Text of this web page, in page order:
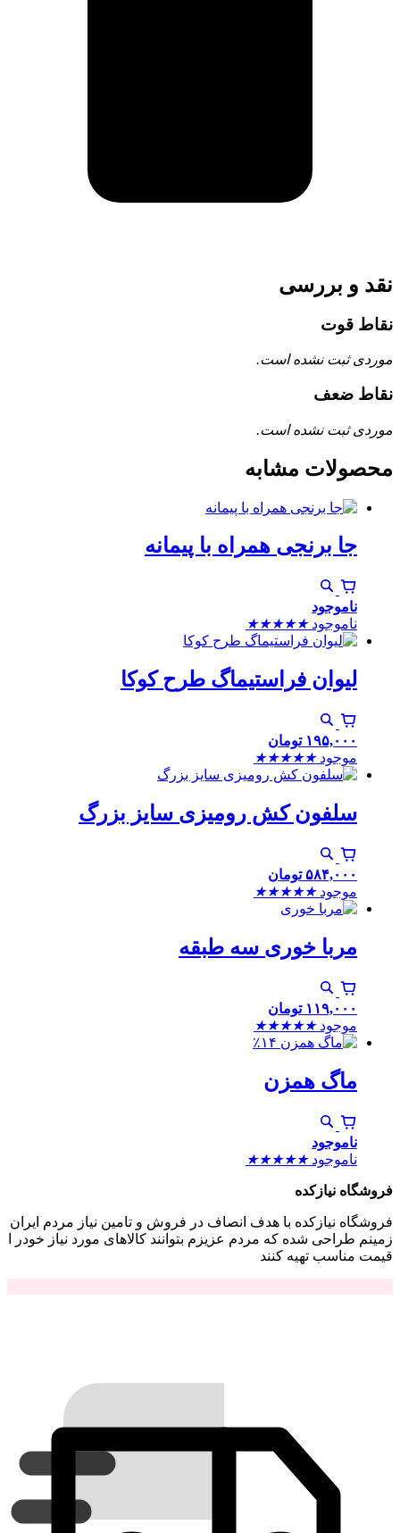
نقد و بررسی
نقاط قوت
موردی ثبت نشده است.
نقاط ضعف
موردی ثبت نشده است.
محصولات مشابه
جا برنجی همراه با پیمانه
ناموجود
ناموجود ★
★
★
★
★
لیوان فراستیماگ طرح کوکا
۱۹۵,۰۰۰ تومان
موجود ★
★
★
★
★
سلفون کش رومیزی سایز بزرگ
۵۸۴,۰۰۰ تومان
موجود ★
★
★
★
★
مربا خوری سه طبقه
۱۱۹,۰۰۰ تومان
موجود ★
★
★
★
★
٪۱۴
ماگ همزن
ناموجود
ناموجود ★
★
★
★
★
فروشگاه نیازکده
فروشگاه نیازکده با هدف انصاف در فروش و تامین نیاز مردم ایران
زمینم طراحی شده که مردم عزیزم بتوانند کالاهای مورد نیاز خودر ا
قیمت مناسب تهیه کنند